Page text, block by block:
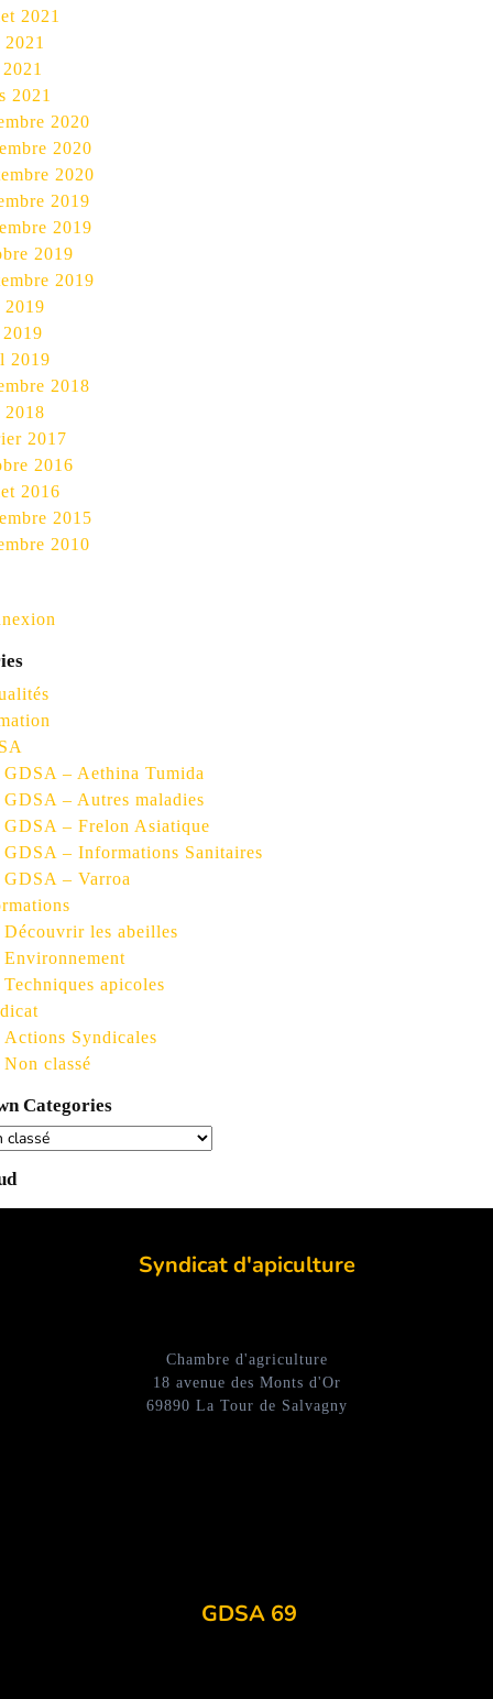
2021
2021
2020
2020
2020
2019
2019
2019
2019
2019
2018
2017
2016
2016
2015
2010
GDSA – Aethina Tumida
GDSA – Autres maladies
GDSA – Frelon Asiatique
GDSA – Informations Sanitaires
GDSA – Varroa
Découvrir les abeilles
Environnement
Techniques apicoles
Actions Syndicales
Non classé
Categories
Syndicat d'apiculture
Chambre d'agriculture
18 avenue des Monts d'Or
69890 La Tour de Salvagny
GDSA 69